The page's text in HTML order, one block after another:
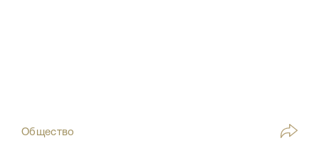
Общество